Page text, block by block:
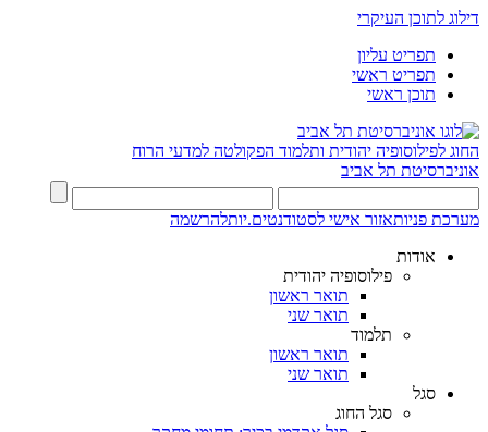
דילוג לתוכן העיקרי
תפריט עליון
תפריט ראשי
תוכן ראשי
החוג לפילוסופיה יהודית ותלמוד הפקולטה למדעי הרוח
אוניברסיטת תל אביב
מערכת פניותאזור אישי לסטודנטים.יותלהרשמה
אודות
פילוסופיה יהודית
תואר ראשון
תואר שני
תלמוד
תואר ראשון
תואר שני
סגל
סגל החוג